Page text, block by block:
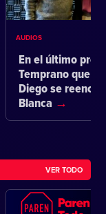
AUDIOS
En el último
Temprano que
Diego se
Blanca
VER TODO